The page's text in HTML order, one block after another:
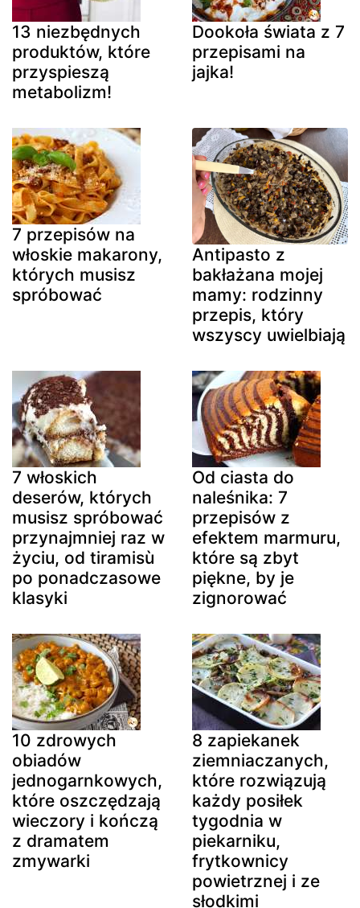
13 niezbędnych
produktów, które
przyspieszą
metabolizm!
Dookoła świata z 7
przepisami na
jajka!
7 przepisów na
włoskie makarony,
których musisz
spróbować
Antipasto z
bakłażana mojej
mamy: rodzinny
przepis, który
wszyscy uwielbiają
7 włoskich
deserów, których
musisz spróbować
przynajmniej raz w
życiu, od tiramisù
po ponadczasowe
klasyki
Od ciasta do
naleśnika: 7
przepisów z
efektem marmuru,
które są zbyt
piękne, by je
zignorować
10 zdrowych
obiadów
jednogarnkowych,
które oszczędzają
wieczory i kończą
z dramatem
zmywarki
8 zapiekanek
ziemniaczanych,
które rozwiązują
każdy posiłek
tygodnia w
piekarniku,
frytkownicy
powietrznej i ze
słodkimi